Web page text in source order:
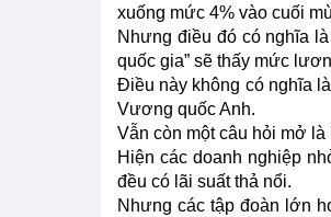
xuống mức 4% vào cuối
Nhưng điều đó có nghĩa
quốc gia” sẽ thấy mức
Điều này không có nghĩa
Vương quốc Anh.
Vẫn còn một câu hỏi mở
Hiện các doanh nghiệp
đều có lãi suất thả nổi.
Nhưng các tập đoàn lớn